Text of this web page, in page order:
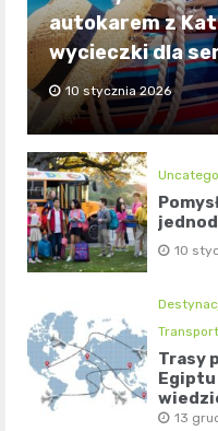
autokarem z
wycieczki dla
10 stycznia 2026
10
Transport
Trasy
Egiptu
13